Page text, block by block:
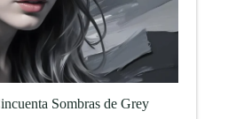
Sombras de Grey